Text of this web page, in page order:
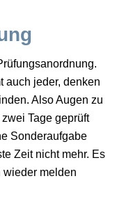
auch jeder, denken
Also Augen zu
Tage geprüft
Sonderaufgabe
Zeit nicht mehr. Es
wieder melden